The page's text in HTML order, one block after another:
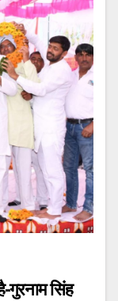
गुरनाम सिंह